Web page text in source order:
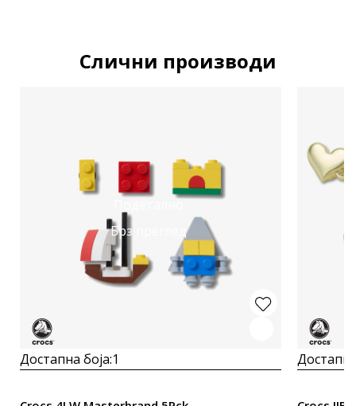
Слични производи
Подетално
Брз преглед
Достапна боја:1